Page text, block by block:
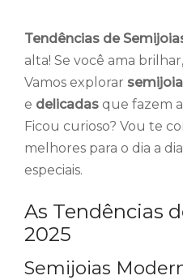
Tendências de
alta! Se você ama
Vamos explorar
e delicadas que fazem
Ficou curioso? Vou te
melhores para o dia a
especiais.
As Tendências
2025
Semijoias